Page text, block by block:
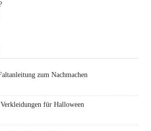
zum Nachmachen
für Halloween